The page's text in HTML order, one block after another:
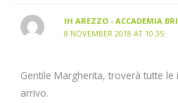
IH AREZZO - ACCADEMIA
8 NOVEMBER 2018 AT 10:35
Gentile Margherita, troverà tutte
arrivo.